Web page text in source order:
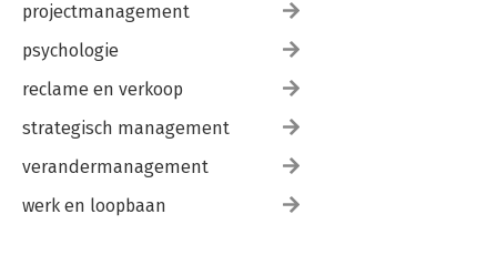
projectmanagement
psychologie
reclame en verkoop
strategisch management
verandermanagement
werk en loopbaan